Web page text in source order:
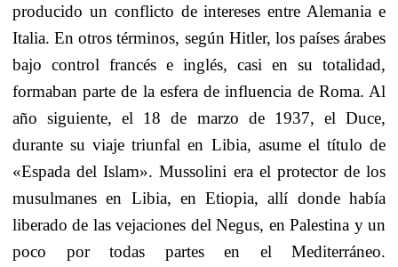
producido un conflicto de intereses entre Alemania e
Italia. En otros términos, según Hitler, los países árabes
bajo control francés e inglés, casi en su totalidad,
formaban parte de la esfera de influencia de Roma. Al
año siguiente, el 18 de marzo de 1937, el Duce,
durante su viaje triunfal en Libia, asume el título de
«Espada del Islam». Mussolini era el protector de los
musulmanes en Libia, en Etiopia, allí donde había
liberado de las vejaciones del Negus, en Palestina y un
poco por todas partes en el Mediterráneo.